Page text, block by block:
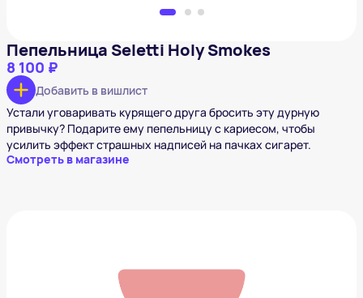
Пепельница Seletti Holy Smokes
8 100 ₽
Добавить в вишлист
Устали уговаривать курящего друга бросить эту дурную
привычку? Подарите ему пепельницу с кариесом, чтобы
усилить эффект страшных надписей на пачках сигарет.
Смотреть в магазине